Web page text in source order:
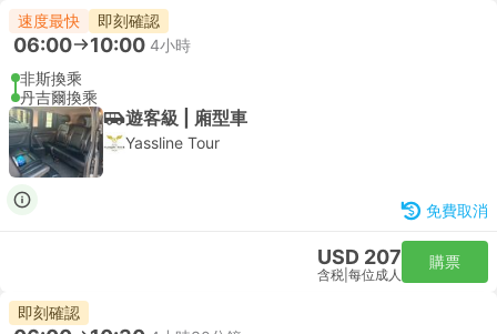
速度最快 即刻確認
06:00 10:00 4小時
非斯換乘
丹吉爾換乘
遊客級 | 廂型車
Yassline Tour
免費取消
USD 207
含税 每位成人
購票
即刻確認